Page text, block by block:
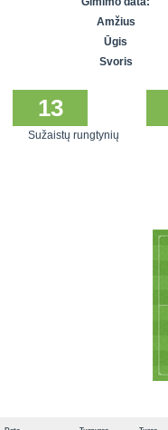
SFL rudens
Snaigės taurė
Amžius
Ūgis
Svoris
13
Sužaistų rungtynių